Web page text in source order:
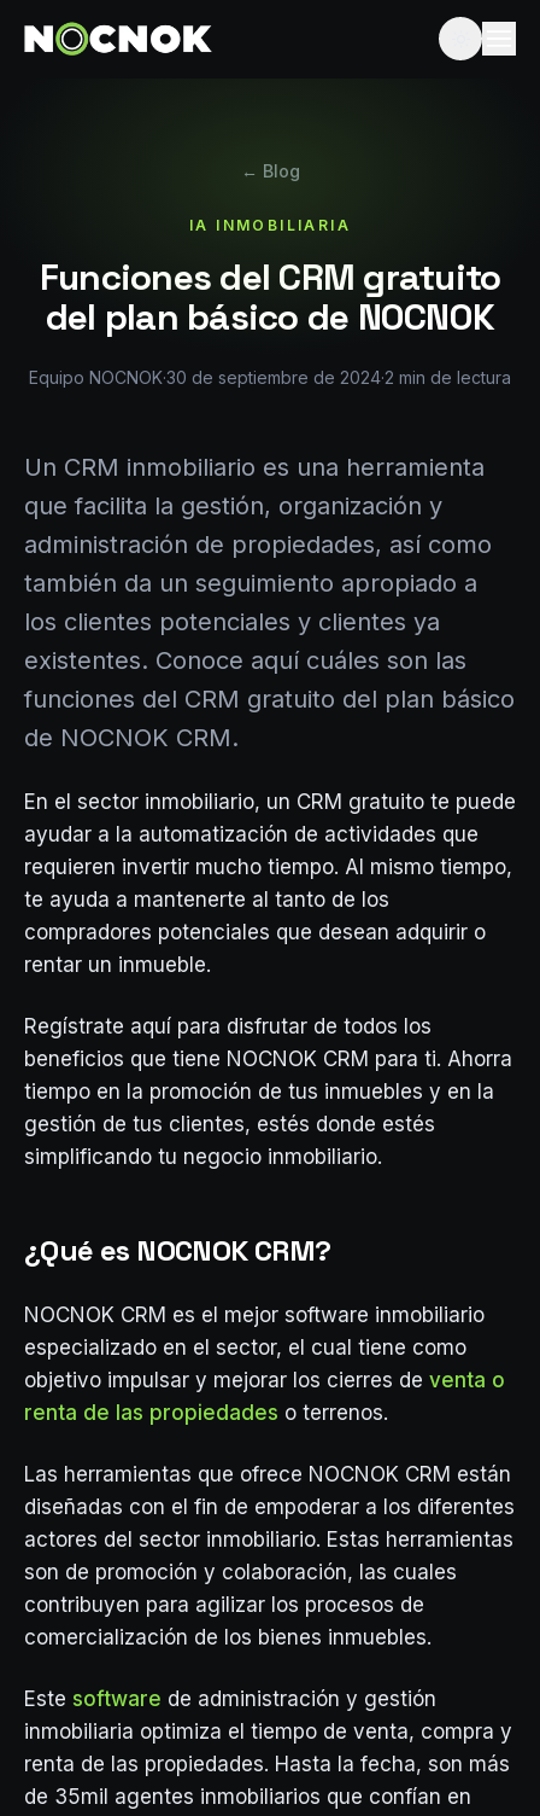
← Blog
IA INMOBILIARIA
Funciones del CRM gratuito
del plan básico de NOCNOK
Equipo NOCNOK·30 de septiembre de 2024·2 min de lectura
Un CRM inmobiliario es una herramienta
que facilita la gestión, organización y
administración de propiedades, así como
también da un seguimiento apropiado a
los clientes potenciales y clientes ya
existentes. Conoce aquí cuáles son las
funciones del CRM gratuito del plan básico
de NOCNOK CRM.
En el sector inmobiliario, un CRM gratuito te puede
ayudar a la automatización de actividades que
requieren invertir mucho tiempo. Al mismo tiempo,
te ayuda a mantenerte al tanto de los
compradores potenciales que desean adquirir o
rentar un inmueble.
Regístrate aquí para disfrutar de todos los
beneficios que tiene NOCNOK CRM para ti. Ahorra
tiempo en la promoción de tus inmuebles y en la
gestión de tus clientes, estés donde estés
simplificando tu negocio inmobiliario.
¿Qué es NOCNOK CRM?
NOCNOK CRM es el mejor software inmobiliario
especializado en el sector, el cual tiene como
objetivo impulsar y mejorar los cierres de venta o
renta de las propiedades o terrenos.
Las herramientas que ofrece NOCNOK CRM están
diseñadas con el fin de empoderar a los diferentes
actores del sector inmobiliario. Estas herramientas
son de promoción y colaboración, las cuales
contribuyen para agilizar los procesos de
comercialización de los bienes inmuebles.
Este software de administración y gestión
inmobiliaria optimiza el tiempo de venta, compra y
renta de las propiedades. Hasta la fecha, son más
de 35mil agentes inmobiliarios que confían en